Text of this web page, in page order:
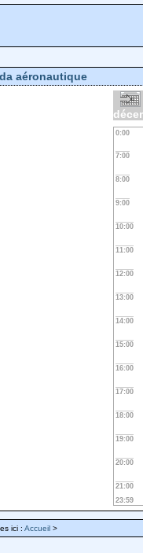
aéronautique
0:00
7:00
8:00
9:00
10:00
11:00
12:00
13:00
14:00
15:00
16:00
17:00
18:00
19:00
20:00
21:00
23:59
ici : Accueil >